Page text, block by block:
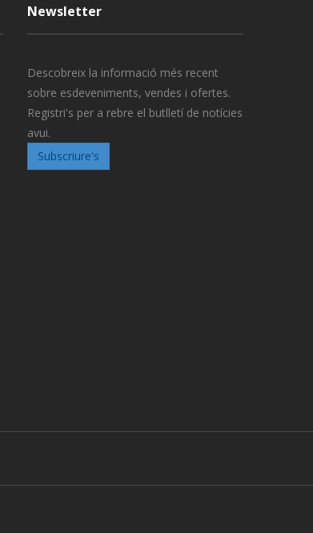
Newsletter
Descobreix la informació més recent
sobre esdeveniments, vendes i ofertes.
Registri's per a rebre el butlletí de notícies
avui.
Subscriure's